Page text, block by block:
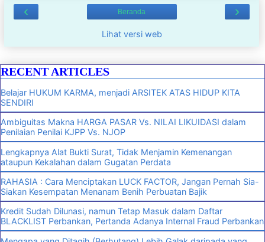
‹ ›
Beranda
Lihat versi web
RECENT ARTICLES
Belajar HUKUM KARMA, menjadi ARSITEK ATAS HIDUP KITA
SENDIRI
Ambiguitas Makna HARGA PASAR Vs. NILAI LIKUIDASI dalam
Penilaian Penilai KJPP Vs. NJOP
Lengkapnya Alat Bukti Surat, Tidak Menjamin Kemenangan
ataupun Kekalahan dalam Gugatan Perdata
RAHASIA : Cara Menciptakan LUCK FACTOR, Jangan Pernah Sia-
Siakan Kesempatan Menanam Benih Perbuatan Bajik
Kredit Sudah Dilunasi, namun Tetap Masuk dalam Daftar
BLACKLIST Perbankan, Pertanda Adanya Internal Fraud Perbankan